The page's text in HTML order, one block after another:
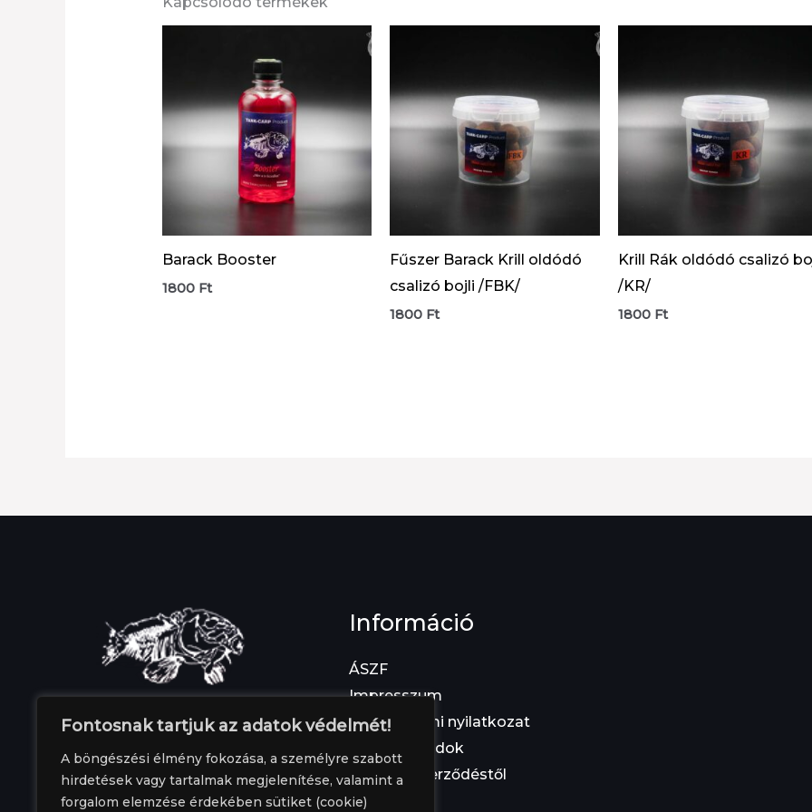
Fontosnak tartjuk az adatok védelmét!
A böngészési élmény fokozása, a személyre szabott
hirdetések vagy tartalmak megjelenítése, valamint a
forgalom elemzése érdekében sütiket (cookie)
Barack Booster
1800 Ft
Fűszer Barack Krill oldódó
csalizó bojli /FBK/
1800 Ft
Krill Rák oldódó csalizó
/KR/
1800 Ft
Információ
ÁSZF
Impresszum
Adatvédelmi nyilatkozat
Fizetési módok
Elállás a szerződéstől